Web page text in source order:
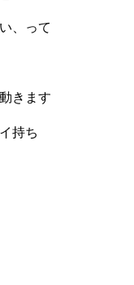
、って
きます
持ち